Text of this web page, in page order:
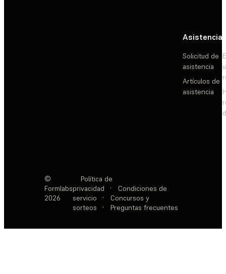
Asistencia
Solicitud de
asistencia
Artículos de
asistencia
©
Formlabs
2026
Política de
privacidad
·
Condiciones de
servicio
·
Concursos y
sorteos
· Preguntas frecuentes